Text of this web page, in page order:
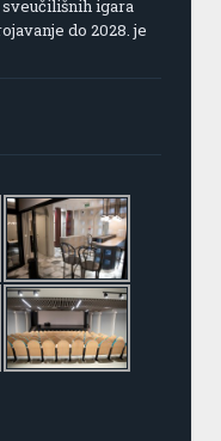
igara
do 2028. je